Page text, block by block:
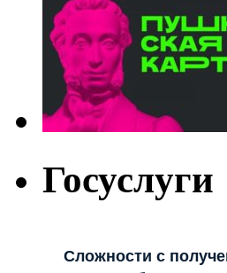
Госуслуги
Сложности с